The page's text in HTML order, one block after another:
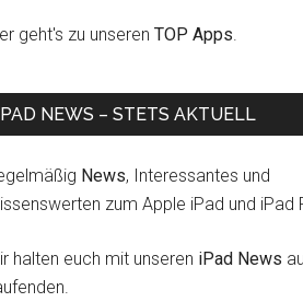
geht's zu unseren TOP Apps.
NEWS – STETS AKTUELL
News, Interessantes und
zum Apple iPad und iPad
halten euch mit unseren iPad News